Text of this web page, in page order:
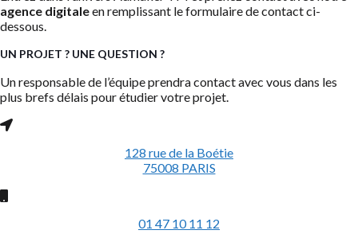
agence digitaleen remplissant le formulaire de contact ci-
dessous.
UN PROJET ? UNE QUESTION ?
Un responsable de l’équipe prendra contact avec vous dans les
plus brefs délais pour étudier votre projet.
128 rue de la Boétie
75008 PARIS
01 47 10 11 12